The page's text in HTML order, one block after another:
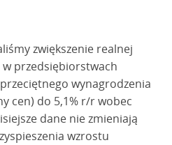
zwiększenie realnej
w przedsiębiorstwach
wynagrodzenia
cen) do 5,1% r/r wobec
dane nie zmieniają
wzrostu